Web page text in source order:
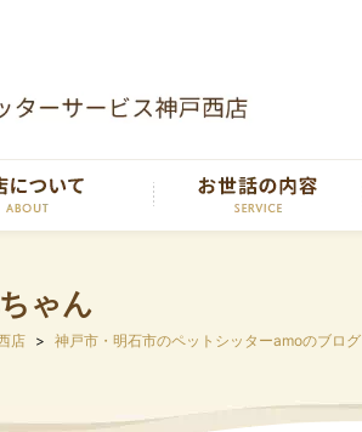
ゃん
店 神戸市・明石市のペットシッターamoのブログ